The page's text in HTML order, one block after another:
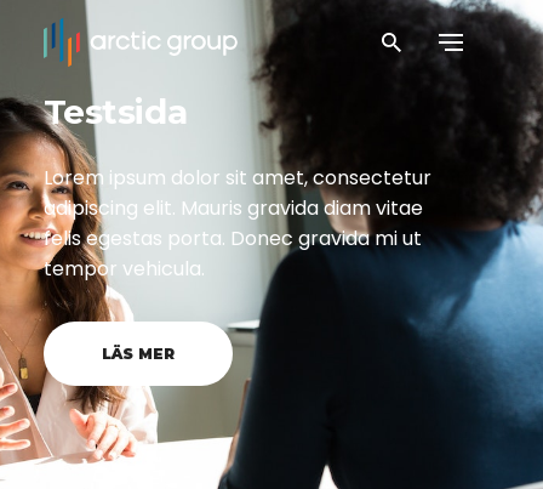
Testsida
Lorem ipsum dolor sit amet, consectetur
adipiscing elit. Mauris gravida diam vitae
felis egestas porta. Donec gravida mi ut
tempor vehicula.
LÄS MER